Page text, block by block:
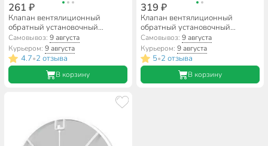
261 ₽
Клапан вентялиционный
обратный установочный
диаметр 120 мм, Event,
Эвент120
Самовывоз:9 августа
Курьером:9 августа
4.7•2 отзыва
В корзину
319 ₽
Клапан вентялиционный
обратный установочный
диаметр 120 мм, ERA, 125 ОК
Самовывоз: 9 августа
Курьером: 9 августа
5•2 отзыва
В корзину